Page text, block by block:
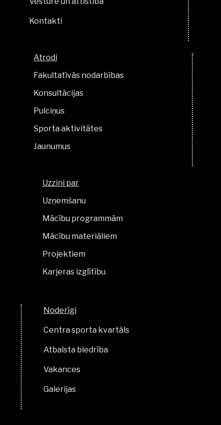
Kontakti
Atrodi
Fakultatīvās nodarbības
Konsultācijas
Pulciņus
Sporta aktivitātes
Jaunumus
Uzzini par
Uzņemšanu
Mācību programmām
Mācību materiāliem
Projektiem
Karjeras izglītību
Noderīgi
Centra sporta kvartāls
Atbalsta biedrība
Vakances
Galerijas